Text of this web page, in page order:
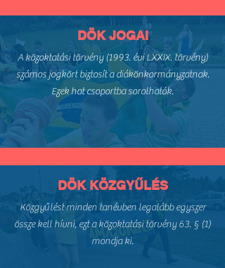
DÖK JOGAI
A közoktatási törvény (1993. évi LXXIX. törvény)
számos jogkört biztosít a diákönkormányzatnak.
Ezek hat csoportba sorolhatók.
DÖK KÖZGYŰLÉS
Közgyűlést minden tanévben legalább egyszer
össze kell hívni, ezt a közoktatási törvény 63. § (1)
mondja ki.